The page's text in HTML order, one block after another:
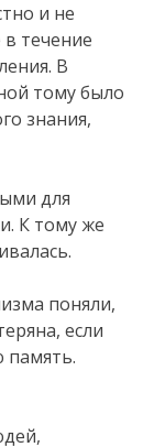
и не
течение
В
тому было
знания,
для
К тому же
поняли,
если
память.